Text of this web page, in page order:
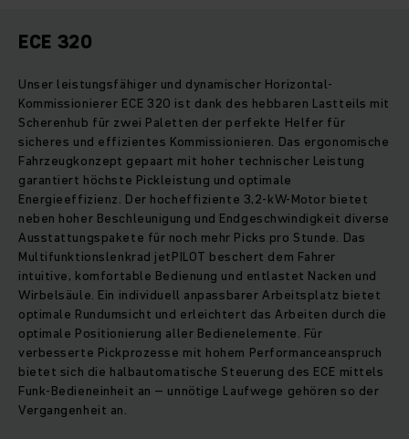
ECE 320
Unser leistungsfähiger und dynamischer Horizontal-
Kommissionierer ECE 320 ist dank des hebbaren Lastteils mit
Scherenhub für zwei Paletten der perfekte Helfer für
sicheres und effizientes Kommissionieren. Das ergonomische
Fahrzeugkonzept gepaart mit hoher technischer Leistung
garantiert höchste Pickleistung und optimale
Energieeffizienz. Der hocheffiziente 3,2-kW-Motor bietet
neben hoher Beschleunigung und Endgeschwindigkeit diverse
Ausstattungspakete für noch mehr Picks pro Stunde. Das
Multifunktionslenkrad jetPILOT beschert dem Fahrer
intuitive, komfortable Bedienung und entlastet Nacken und
Wirbelsäule. Ein individuell anpassbarer Arbeitsplatz bietet
optimale Rundumsicht und erleichtert das Arbeiten durch die
optimale Positionierung aller Bedienelemente. Für
verbesserte Pickprozesse mit hohem Performanceanspruch
bietet sich die halbautomatische Steuerung des ECE mittels
Funk-Bedieneinheit an – unnötige Laufwege gehören so der
Vergangenheit an.